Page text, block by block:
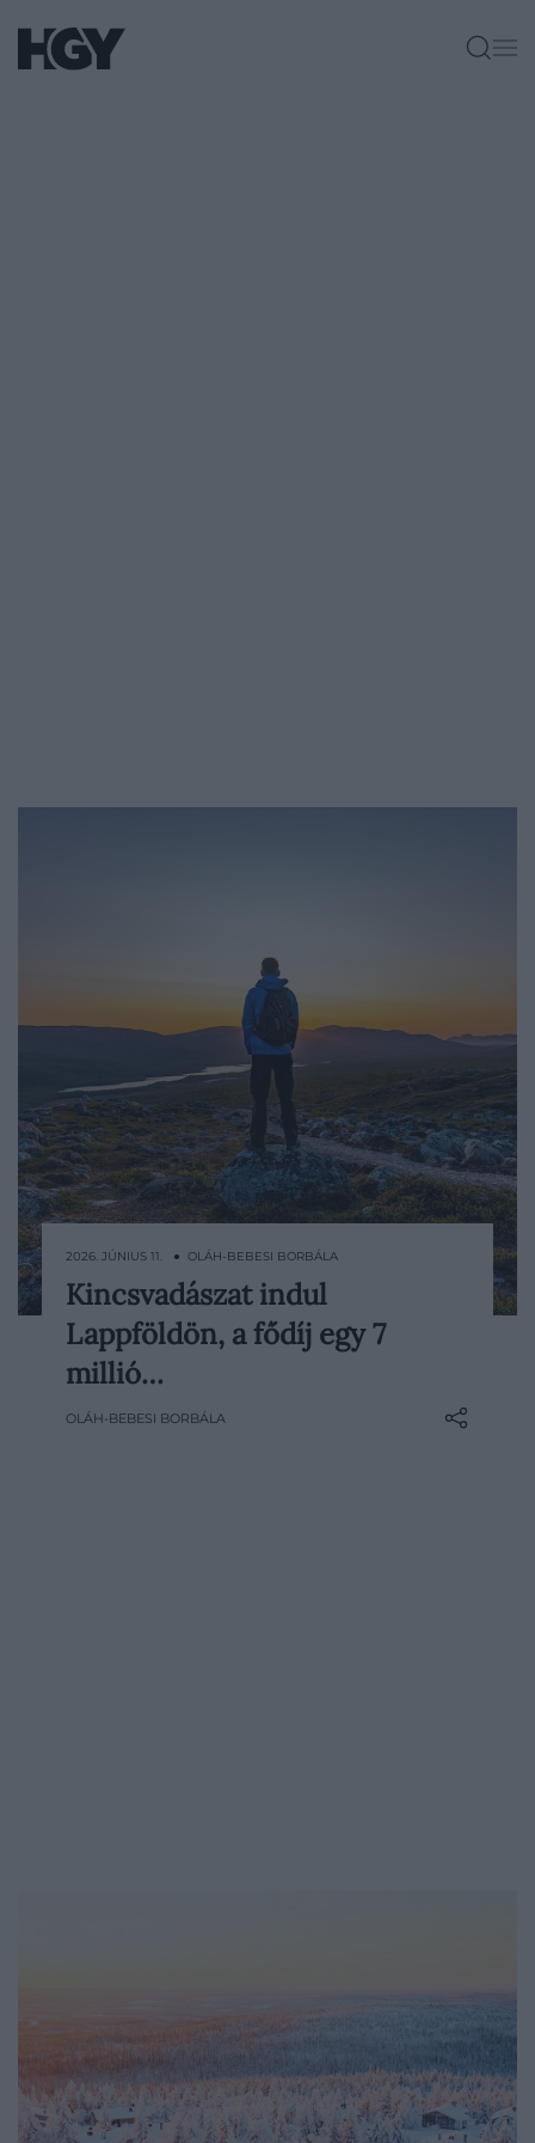
Lappföldről legtöbbünknek a havas táj, a
sarki fény és a Mikulás jut eszébe,
Finnország északi része azonban nyáron is
térségében ezért különleges
2026. JÚNIUS 11. ● OLÁH-BEBESI BORBÁLA
Kincsvadászat indul
Lappföldön, a fődíj egy 7
millió…
OLÁH-BEBESI BORBÁLA